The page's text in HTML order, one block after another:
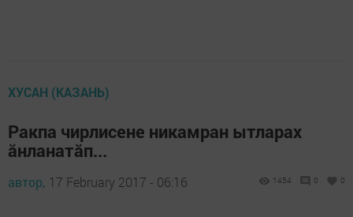
ХУСАН (КАЗАНЬ)
Ракпа чирлисене никамран ытларах
ăнланатăп...
автор, 17 February 2017 - 06:16 1454 0 0